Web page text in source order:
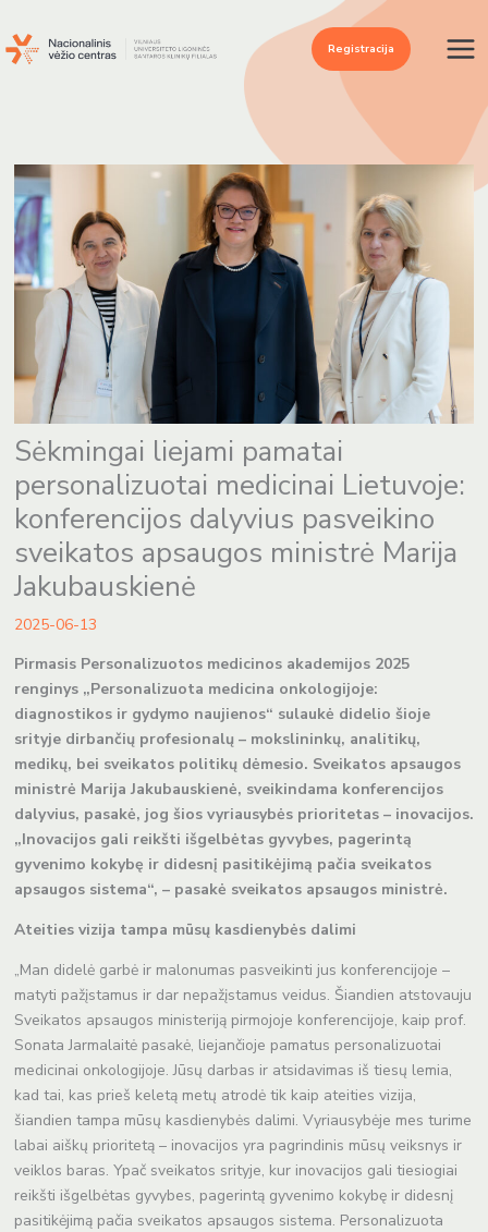
prie
Registracija
Sėkmingai liejami pamatai
personalizuotai medicinai Lietuvoje:
konferencijos dalyvius pasveikino
sveikatos apsaugos ministrė Marija
Jakubauskienė
2025-06-13
Pirmasis Personalizuotos medicinos akademijos 2025
renginys „Personalizuota medicina onkologijoje:
diagnostikos ir gydymo naujienos“ sulaukė didelio šioje
srityje dirbančių profesionalų – mokslininkų, analitikų,
medikų, bei sveikatos politikų dėmesio. Sveikatos apsaugos
ministrė Marija Jakubauskienė, sveikindama konferencijos
dalyvius, pasakė, jog šios vyriausybės prioritetas – inovacijos.
„Inovacijos gali reikšti išgelbėtas gyvybes, pagerintą
gyvenimo kokybę ir didesnį pasitikėjimą pačia sveikatos
apsaugos sistema“, – pasakė sveikatos apsaugos ministrė.
Ateities vizija tampa mūsų kasdienybės dalimi
„Man didelė garbė ir malonumas pasveikinti jus konferencijoje –
matyti pažįstamus ir dar nepažįstamus veidus. Šiandien atstovauju
Sveikatos apsaugos ministeriją pirmojoje konferencijoje, kaip prof.
Sonata Jarmalaitė pasakė, liejančioje pamatus personalizuotai
medicinai onkologijoje. Jūsų darbas ir atsidavimas iš tiesų lemia,
kad tai, kas prieš keletą metų atrodė tik kaip ateities vizija,
šiandien tampa mūsų kasdienybės dalimi. Vyriausybėje mes turime
labai aiškų prioritetą – inovacijos yra pagrindinis mūsų veiksnys ir
veiklos baras. Ypač sveikatos srityje, kur inovacijos gali tiesiogiai
reikšti išgelbėtas gyvybes, pagerintą gyvenimo kokybę ir didesnį
pasitikėjimą pačia sveikatos apsaugos sistema. Personalizuota